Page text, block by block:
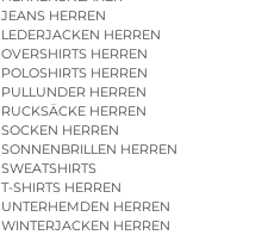
JEANS HERREN
LEDERJACKEN HERREN
OVERSHIRTS HERREN
POLOSHIRTS HERREN
PULLUNDER HERREN
RUCKSÄCKE HERREN
SOCKEN HERREN
SONNENBRILLEN HERREN
SWEATSHIRTS
T-SHIRTS HERREN
UNTERHEMDEN HERREN
WINTERJACKEN HERREN